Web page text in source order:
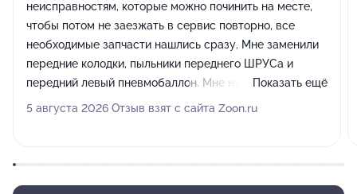
неисправностям, которые можно починить на месте,
чтобы потом не заезжать в сервис повторно, все
необходимые запчасти нашлись сразу. Мне заменили
передние колодки, пыльники переднего ШРУСа и
передний левый пневмобаллон. Мне нужно было
приехать к 12 часам следующего дня, но я позвонил и
Показать ещё
5 августа 2026 Отзыв взят с сайта Zoon.ru